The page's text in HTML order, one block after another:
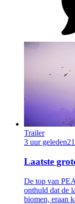
Trailer
3 uur geleden
Laatste
De top van
onthuld dat de
biomen, eraan